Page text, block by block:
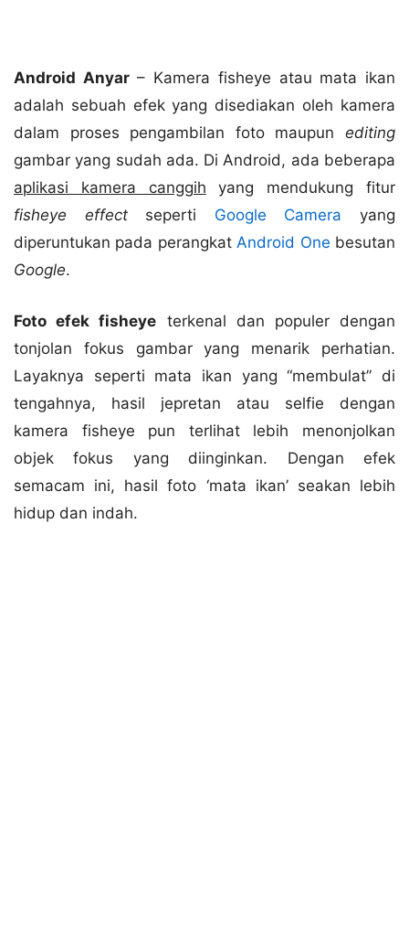
Android Anyar– Kamera fisheye atau mata ikan
adalah sebuah efek yang disediakan oleh kamera
dalam proses pengambilan foto maupun editing
gambar yang sudah ada. Di Android, ada beberapa
aplikasi kamera canggih yang mendukung fitur
fisheye effectseperti Google Camera yang
diperuntukan pada perangkatAndroid One besutan
Google.
Foto efek fisheye terkenal dan populer dengan
tonjolan fokus gambar yang menarik perhatian.
Layaknya seperti mata ikan yang “membulat” di
tengahnya, hasil jepretan atau selfie dengan
kamera fisheye pun terlihat lebih menonjolkan
objek fokus yang diinginkan. Dengan efek
semacam ini, hasil foto ‘mata ikan’ seakan lebih
hidup dan indah.